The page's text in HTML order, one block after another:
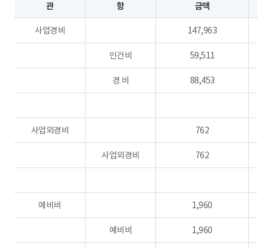
관 항 금액
사업경비 147,963
인건비 59,511
경 비 88,453
사업외경비 762
사업외경비 762
예비비 1,960
예비비 1,960